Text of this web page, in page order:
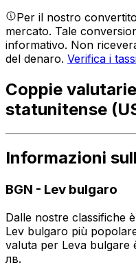
Per il nostro
mercato. Tale
informativo. Non
del denaro. Verifica i
Coppie
statunitense
Informazioni
BGN - Lev bulgaro
Dalle nostre classifiche
Lev bulgaro più
valuta per Leva bulgare
лв.